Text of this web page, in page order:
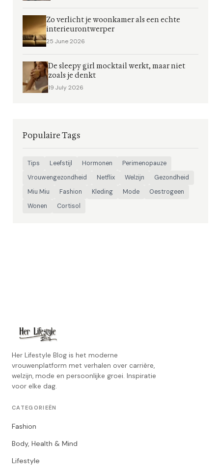
Zo verlicht je woonkamer als een echte
interieurontwerper
25 June 2026
De sleepy girl mocktail werkt, maar niet
zoals je denkt
19 July 2026
Populaire Tags
Tips Leefstijl Hormonen
Perimenopauze
Vrouwengezondheid
Netflix Welzijn
Gezondheid
Miu Miu
Fashion Kleding Mode
Oestrogeen
Wonen
Cortisol
Her Lifestyle Blog is het moderne
vrouwenplatform met verhalen over carrière,
welzijn, mode en persoonlijke groei. Inspiratie
voor elke dag.
CATEGORIEËN
Fashion
Body, Health & Mind
Lifestyle